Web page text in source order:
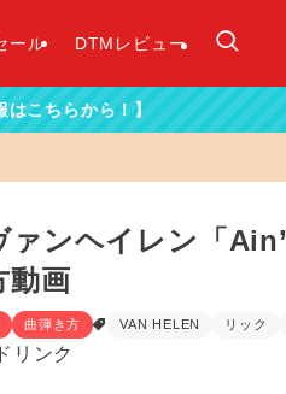
ール DTMレビュー
ァンヘイレン「
動画
曲弾き方 VAN HELEN リック
リンク